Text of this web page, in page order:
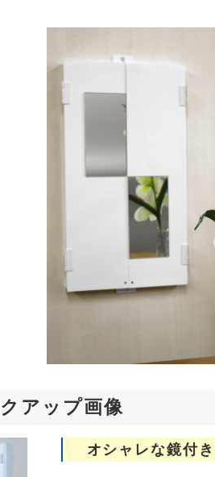
アップ画像
オシャレな鏡付